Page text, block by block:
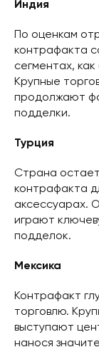
Индия
По оценкам
контрафакта
сегментах,
Крупные
продолжают
подделки.
Турция
Страна
контрафакта
аксессуарах.
играют
подделок.
Мексика
Контрафакт
торговлю.
выступают
нанося